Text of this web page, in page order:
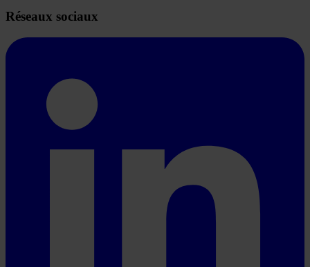
Réseaux sociaux